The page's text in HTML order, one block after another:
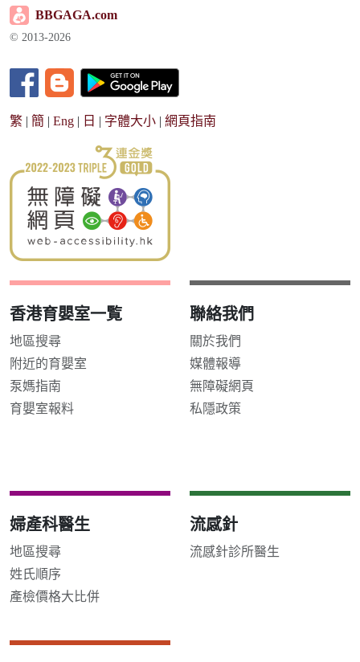
BBGAGA.com
© 2013-2026
繁 | 簡 | Eng | 日 | 字體大小 | 網頁指南
香港育嬰室一覧
地區搜尋
附近的育嬰室
泵媽指南
育嬰室報料
聯絡我們
關於我們
媒體報導
無障礙網頁
私隱政策
婦產科醫生
地區搜尋
姓氏順序
產檢價格大比併
流感針
流感針診所醫生